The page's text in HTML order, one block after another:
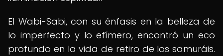
El Wabi-Sabi, con su énfasis en la belleza de
lo imperfecto y lo efímero, encontró un eco
profundo en la vida de retiro de los samuráis.